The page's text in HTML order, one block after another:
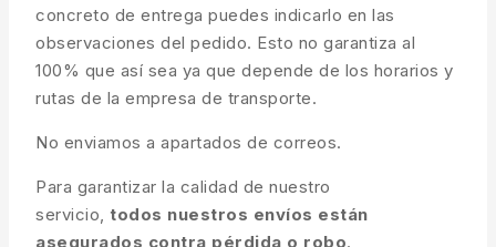
concreto de entrega puedes indicarlo en las
observaciones del pedido. Esto no garantiza al
100% que así sea ya que depende de los horarios y
rutas de la empresa de transporte.
No enviamos a apartados de correos.
Para garantizar la calidad de nuestro
servicio, todos nuestros envíos están
asegurados contra pérdida o robo.